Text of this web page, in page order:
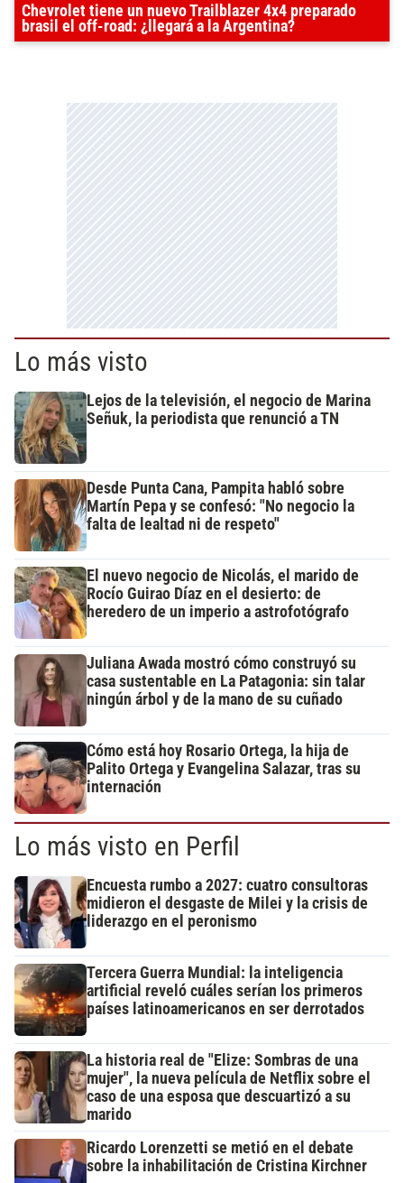
Chevrolet tiene un nuevo Trailblazer 4x4 preparado
brasil el off-road: ¿llegará a la Argentina?
Lo más visto
Lejos de la televisión, el negocio de Marina
Señuk, la periodista que renunció a TN
Desde Punta Cana, Pampita habló sobre
Martín Pepa y se confesó: "No negocio la
falta de lealtad ni de respeto"
El nuevo negocio de Nicolás, el marido de
Rocío Guirao Díaz en el desierto: de
heredero de un imperio a astrofotógrafo
Juliana Awada mostró cómo construyó su
casa sustentable en La Patagonia: sin talar
ningún árbol y de la mano de su cuñado
Cómo está hoy Rosario Ortega, la hija de
Palito Ortega y Evangelina Salazar, tras su
internación
Lo más visto en Perfil
Encuesta rumbo a 2027: cuatro consultoras
midieron el desgaste de Milei y la crisis de
liderazgo en el peronismo
Tercera Guerra Mundial: la inteligencia
artificial reveló cuáles serían los primeros
países latinoamericanos en ser derrotados
La historia real de "Elize: Sombras de una
mujer", la nueva película de Netflix sobre el
caso de una esposa que descuartizó a su
marido
Ricardo Lorenzetti se metió en el debate
sobre la inhabilitación de Cristina Kirchner